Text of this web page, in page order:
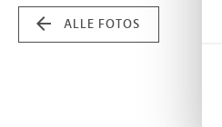
ALLE FOTOS